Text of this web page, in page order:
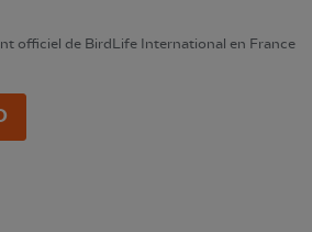
officiel de BirdLife International en France